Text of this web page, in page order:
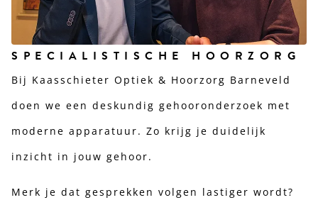
SPECIALISTISCHE HOORZORG
Bij Kaasschieter Optiek & Hoorzorg Barneveld
doen we een deskundig gehooronderzoek met
moderne apparatuur. Zo krijg je duidelijk
inzicht in jouw gehoor.
Merk je dat gesprekken volgen lastiger wordt?